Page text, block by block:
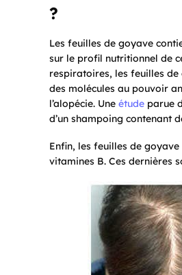
?
Les feuilles de goyave
sur le profil nutritionnel de
respiratoires, les feuilles de
des molécules au pouvoir
l’alopécie. Une étude parue
d’un shampoing contenant
Enfin, les feuilles de
vitamines B. Ces dernières